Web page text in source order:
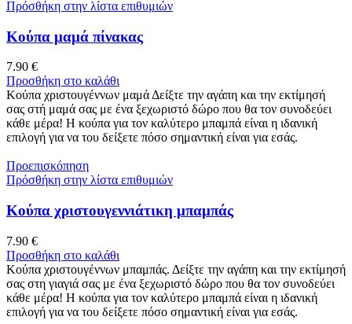
Πρόσθήκη στην λίστα επιθυμιών
Κούπα μαμά πίνακας
7.90 €
Προσθήκη στο καλάθι
Κούπα χριστουγέννων μαμά Δείξτε την αγάπη και την εκτίμησή
σας στή μαμά σας με ένα ξεχωριστό δώρο που θα τον συνοδεύει
κάθε μέρα! Η κούπα για τον καλύτερο μπαμπά είναι η ιδανική
επιλογή για να του δείξετε πόσο σημαντική είναι για εσάς.
Προεπισκόπηση
Πρόσθήκη στην λίστα επιθυμιών
Κούπα χριστουγεννιάτικη μπαμπάς
7.90 €
Προσθήκη στο καλάθι
Κούπα χριστουγέννων μπαμπάς. Δείξτε την αγάπη και την εκτίμησή
σας στη γιαγιά σας με ένα ξεχωριστό δώρο που θα τον συνοδεύει
κάθε μέρα! Η κούπα για τον καλύτερο μπαμπά είναι η ιδανική
επιλογή για να του δείξετε πόσο σημαντική είναι για εσάς.